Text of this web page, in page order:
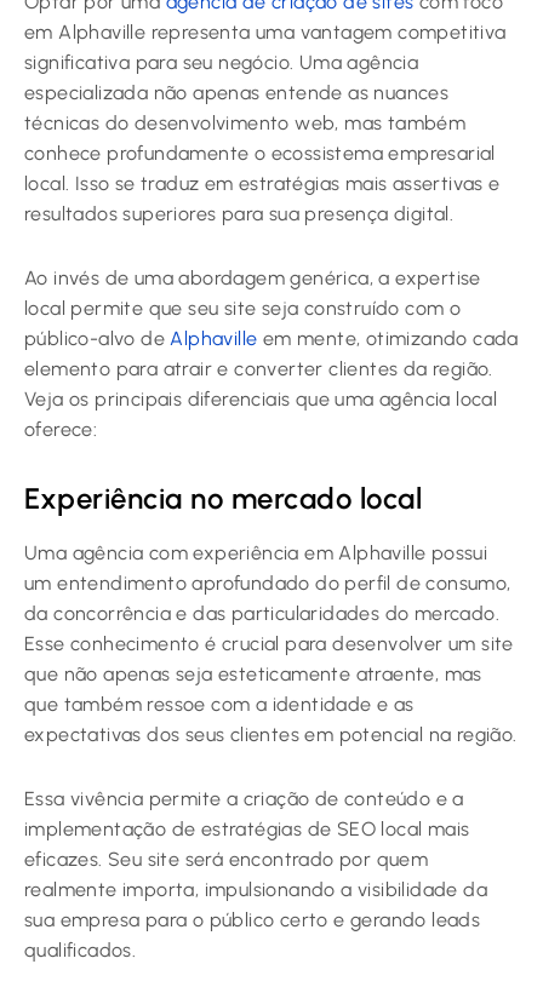
em Alphaville representa uma vantagem competitiva
significativa para seu negócio. Uma agência
especializada não apenas entende as nuances
técnicas do desenvolvimento web, mas também
conhece profundamente o ecossistema empresarial
local. Isso se traduz em estratégias mais assertivas e
resultados superiores para sua presença digital.
Ao invés de uma abordagem genérica, a expertise
local permite que seu site seja construído com o
público-alvo deAlphaville em mente, otimizando cada
elemento para atrair e converter clientes da região.
Veja os principais diferenciais que uma agência local
oferece:
Experiência no mercado local
Uma agência com experiência em Alphaville possui
um entendimento aprofundado do perfil de consumo,
da concorrência e das particularidades do mercado.
Esse conhecimento é crucial para desenvolver um site
que não apenas seja esteticamente atraente, mas
que também ressoe com a identidade e as
expectativas dos seus clientes em potencial na região.
Essa vivência permite a criação de conteúdo e a
implementação de estratégias de SEO local mais
eficazes. Seu site será encontrado por quem
realmente importa, impulsionando a visibilidade da
sua empresa para o público certo e gerando leads
qualificados.